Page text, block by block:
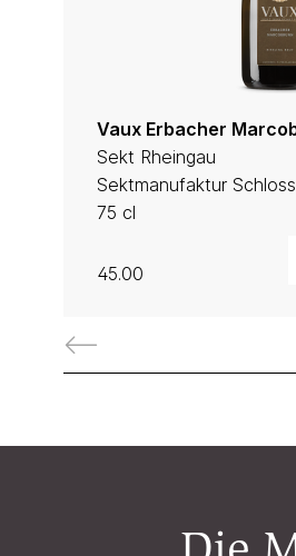
Vaux Erbacher
Sekt Rheingau
Sektmanufaktur
75 cl
45.00